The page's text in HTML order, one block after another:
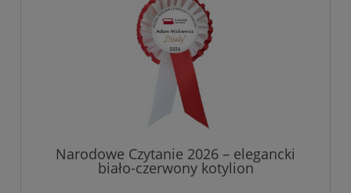
Narodowe Czytanie 2026 – elegancki
biało-czerwony kotylion